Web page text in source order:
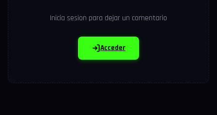
Inicia sesion para dejar un comentario
Acceder